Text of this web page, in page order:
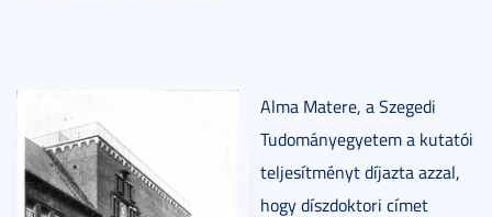
Alma Matere, a Szegedi
Tudományegyetem a kutatói
teljesítményt díjazta azzal,
hogy díszdoktori címet